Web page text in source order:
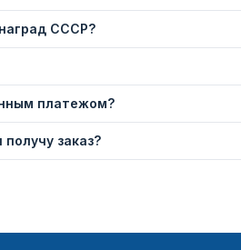
СССР?
платежом?
заказ?